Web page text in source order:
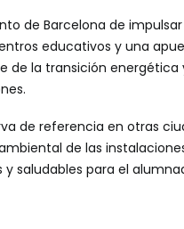
de Barcelona de
educativos y una
de la transición
de referencia en otras
de las
saludables para el